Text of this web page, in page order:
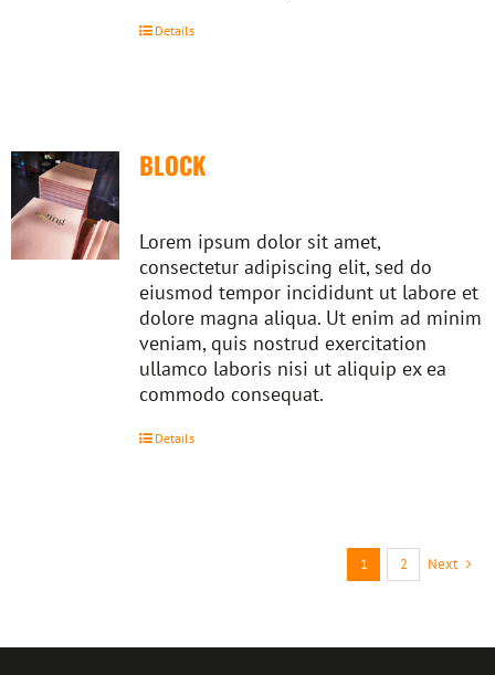
Details
BLOCK
Lorem ipsum dolor sit amet,
consectetur adipiscing elit, sed do
eiusmod tempor incididunt ut labore et
dolore magna aliqua. Ut enim ad minim
veniam, quis nostrud exercitation
ullamco laboris nisi ut aliquip ex ea
commodo consequat.
Details
1 2 Next